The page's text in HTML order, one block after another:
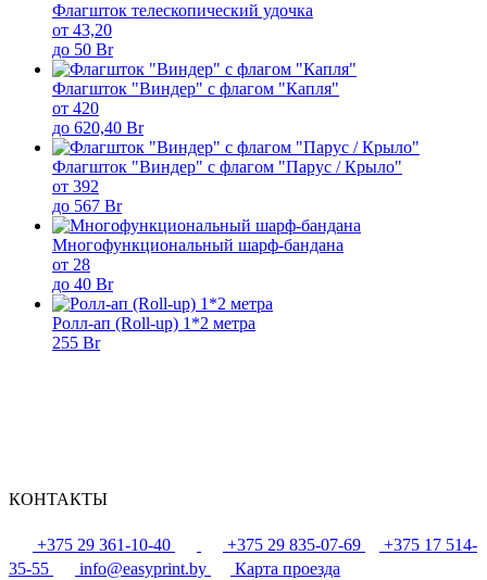
Флагшток телескопический удочка
от 43,20
до 50 Br
Флагшток "Виндер" с флагом "Капля"
от 420
до 620,40 Br
Флагшток "Виндер" с флагом "Парус / Крыло"
от 392
до 567 Br
Многофункциональный шарф-бандана
от 28
до 40 Br
Ролл-ап (Roll-up) 1*2 метра
255 Br
КОНТАКТЫ
+375 29 361-10-40 +375 29 835-07-69
+375 17 514-
35-55
info@easyprint.by
Карта проезда